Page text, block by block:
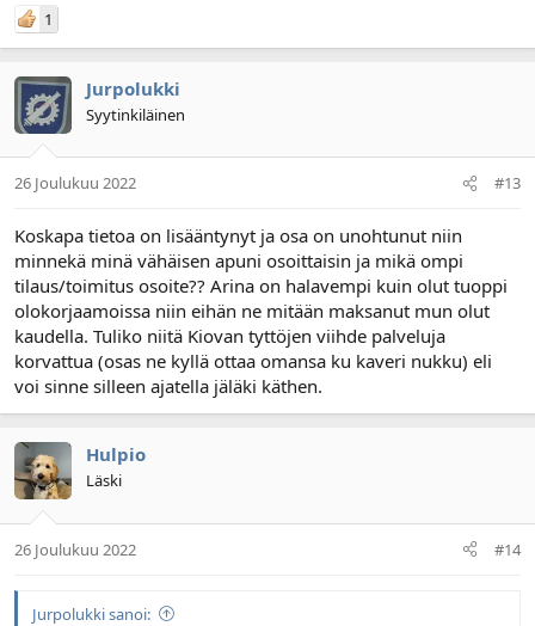
1
Jurpolukki
Syytinkiläinen
26 Joulukuu 2022 #13
Koskapa tietoa on lisääntynyt ja osa on unohtunut niin
minnekä minä vähäisen apuni osoittaisin ja mikä ompi
tilaus/toimitus osoite?? Arina on halavempi kuin olut tuoppi
olokorjaamoissa niin eihän ne mitään maksanut mun olut
kaudella. Tuliko niitä Kiovan tyttöjen viihde palveluja
korvattua (osas ne kyllä ottaa omansa ku kaveri nukku) eli
voi sinne silleen ajatella jäläki käthen.
Hulpio
Läski
26 Joulukuu 2022 #14
Jurpolukki sanoi: